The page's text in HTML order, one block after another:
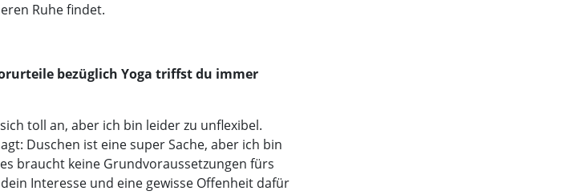
Ruhe findet.
bezüglich Yoga triffst du immer
toll an, aber ich bin leider zu unflexibel.
Duschen ist eine super Sache, aber ich bin
braucht keine Grundvoraussetzungen fürs
Interesse und eine gewisse Offenheit dafür